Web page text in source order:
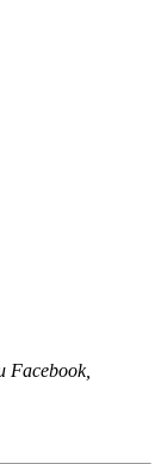
Facebook,